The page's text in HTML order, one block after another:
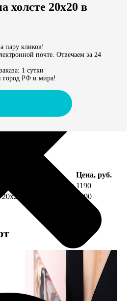
миру
холсте 20х20 в
пару кликов!
почте. Отвечаем за 24
1 сутки
город РФ и мира!
Цена, руб.
20х20 на подрамнике 1190
в раме
3990